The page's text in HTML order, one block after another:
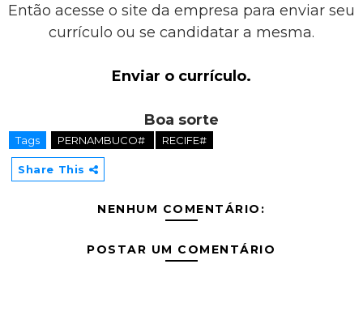
Então acesse o site da empresa para enviar seu
currículo ou se candidatar a mesma.
Enviar o currículo.
Boa sorte
Tags PERNAMBUCO# RECIFE#
Share This
NENHUM COMENTÁRIO:
POSTAR UM COMENTÁRIO